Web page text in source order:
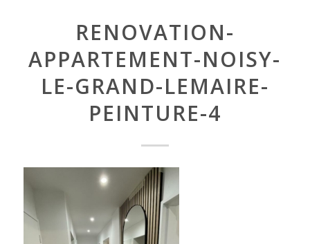
RENOVATION-
APPARTEMENT-NOISY-
LE-GRAND-LEMAIRE-
PEINTURE-4